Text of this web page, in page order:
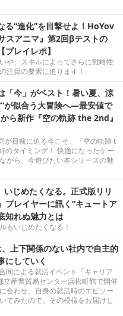
る“進化”を目撃せよ！HoYov
スアニマ』第2回βテストの
プレイレポ】
や、スキルによってさらに戦略性
注目の要素に迫ります！
「今」がベスト！暑い夏、涼
が似合う大冒険へ―最安値で
ら新作『空の軌跡 the 2nd』
が目前に迫る今こそ、『空の軌跡 t
のタイミング！ 快適になったゲー
がら、今遊びたい本シリーズの魅
じめたくなる。正式版リリ
プレイヤーに訊く“キュートア
知れぬ魅力とは
もいじめたくなる！
上下関係のない社内で自主的
にしていく
による就活イベント「キャリア
産業貿易センター浜松町館で開催
合わせ、自身の就活時のエピソー
てみたので、その模様をお届けし